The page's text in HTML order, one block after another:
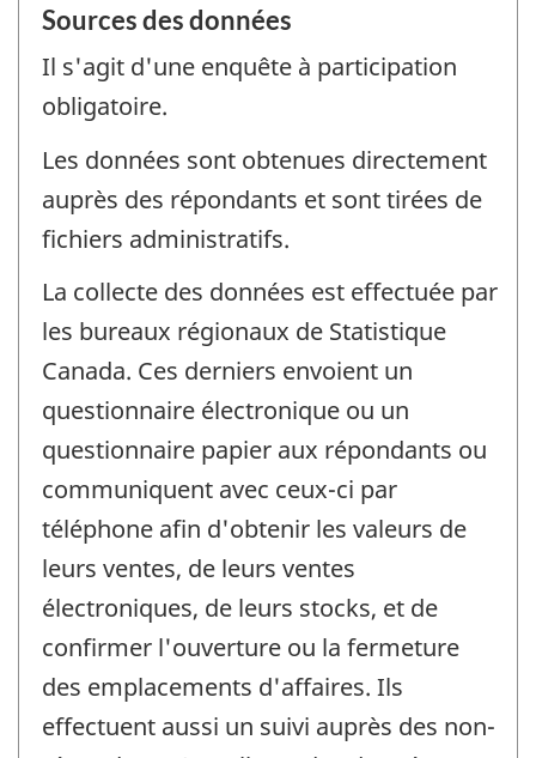
Sources des données
Il s'agit d'une enquête à participation
obligatoire.
Les données sont obtenues directement
auprès des répondants et sont tirées de
fichiers administratifs.
La collecte des données est effectuée par
les bureaux régionaux de Statistique
Canada. Ces derniers envoient un
questionnaire électronique ou un
questionnaire papier aux répondants ou
communiquent avec ceux-ci par
téléphone afin d'obtenir les valeurs de
leurs ventes, de leurs ventes
électroniques, de leurs stocks, et de
confirmer l'ouverture ou la fermeture
des emplacements d'affaires. Ils
effectuent aussi un suivi auprès des non-